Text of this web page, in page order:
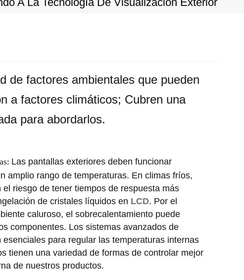
de factores ambientales que pueden
a factores climáticos; Cubren una
para abordarlos.
: Las pantallas exteriores deben funcionar
amplio rango de temperaturas. En climas fríos,
el riesgo de tener tiempos de respuesta más
de cristales líquidos en LCD. Por el
caluroso, el sobrecalentamiento puede
componentes. Los sistemas avanzados de
para regular las temperaturas internas
tienen una variedad de formas de controlar mejor
de nuestros productos.